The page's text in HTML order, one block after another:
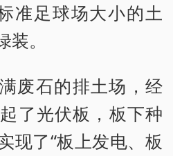
准足球场大小的土
。
废石的排土场，经
了光伏板，板下种
现了“板上发电、板